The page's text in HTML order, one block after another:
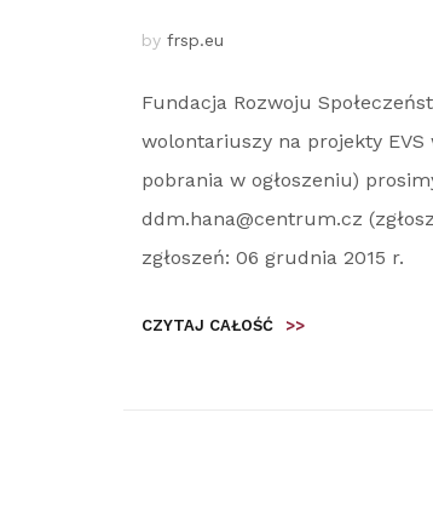
by frsp.eu
Fundacja Rozwoju
wolontariuszy na projekty EVS
pobrania w ogłoszeniu)
ddm.hana@centrum.cz
zgłoszeń: 06 grudnia 2015 r.
CZYTAJ CAŁOŚĆ >>